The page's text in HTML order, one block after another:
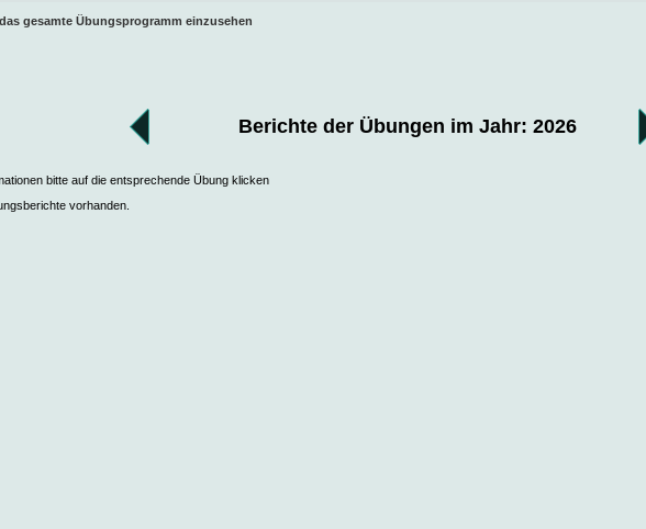
gesamte Übungsprogramm einzusehen
Berichte der Übungen im Jahr: 2026
bitte auf die entsprechende Übung klicken
vorhanden.